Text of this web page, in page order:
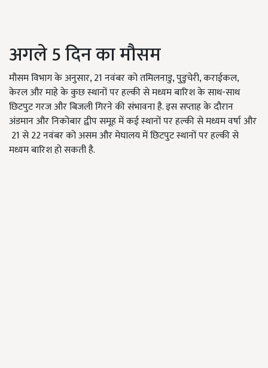
अगले 5 दिन का मौसम
मौसम विभाग के अनुसार, 21 नवंबर को तमिलनाडु, पुडुचेरी, कराईकल,
केरल और माहे के कुछ स्थानों पर हल्की से मध्यम बारिश के साथ-साथ
छिटपुट गरज और बिजली गिरने की संभावना है. इस सप्ताह के दौरान
अंडमान और निकोबार द्वीप समूह में कई स्थानों पर हल्की से मध्यम वर्षा और
21 से 22 नवंबर को असम और मेघालय में छिटपुट स्थानों पर हल्की से
मध्यम बारिश हो सकती है.